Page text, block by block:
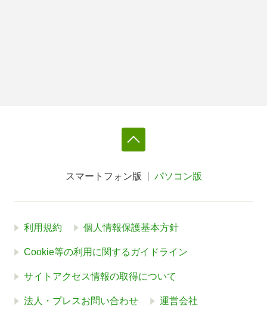
スマートフォン版 パソコン版
利用規約 個人情報保護基本方針
Cookie等の利用に関するガイドライン
サイトアクセス情報の取得について
法人・プレスお問い合わせ 運営会社